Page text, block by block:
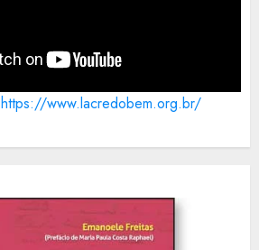
https://www.lacredobem.org.br/